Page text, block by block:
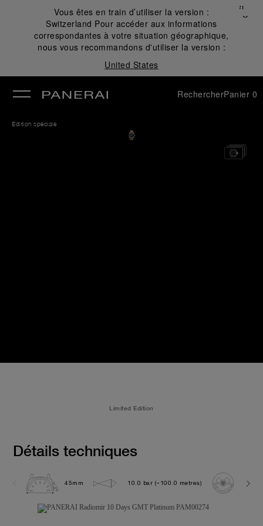
Vous êtes en train d’utiliser la version :
Switzerland Pour accéder aux informations
correspondantes à votre situation géographique,
nous vous recommandons d'utiliser la version :
United States
Fermer
✕
RechercherPanier 0
Édition spéciale
Limited Edition
Détails techniques
45mm 10.0 bar (~100.0 metres)